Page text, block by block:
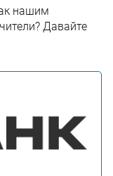
нашим
Давайте